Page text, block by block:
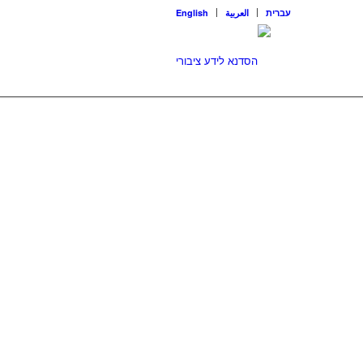
English العربية עברית